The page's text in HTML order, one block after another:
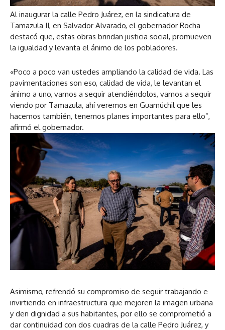
u
d
o
Al inaugurar la calle Pedro Juárez, en la sindicatura de
Tamazula II, en Salvador Alvarado, el gobernador Rocha
destacó que, estas obras brindan justicia social, promueven
la igualdad y levanta el ánimo de los pobladores.
«Poco a poco van ustedes ampliando la calidad de vida. Las
pavimentaciones son eso, calidad de vida, le levantan el
ánimo a uno, vamos a seguir atendiéndolos, vamos a seguir
viendo por Tamazula, ahí veremos en Guamúchil que les
hacemos también, tenemos planes importantes para ello”,
afirmó el gobernador.
Asimismo, refrendó su compromiso de seguir trabajando e
invirtiendo en infraestructura que mejoren la imagen urbana
y den dignidad a sus habitantes, por ello se comprometió a
dar continuidad con dos cuadras de la calle Pedro Juárez, y